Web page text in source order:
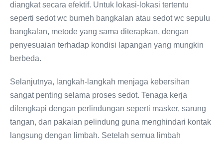
diangkat secara efektif. Untuk lokasi-lokasi tertentu
seperti sedot wc burneh bangkalan atau sedot wc sepulu
bangkalan, metode yang sama diterapkan, dengan
penyesuaian terhadap kondisi lapangan yang mungkin
berbeda.
Selanjutnya, langkah-langkah menjaga kebersihan
sangat penting selama proses sedot. Tenaga kerja
dilengkapi dengan perlindungan seperti masker, sarung
tangan, dan pakaian pelindung guna menghindari kontak
langsung dengan limbah. Setelah semua limbah